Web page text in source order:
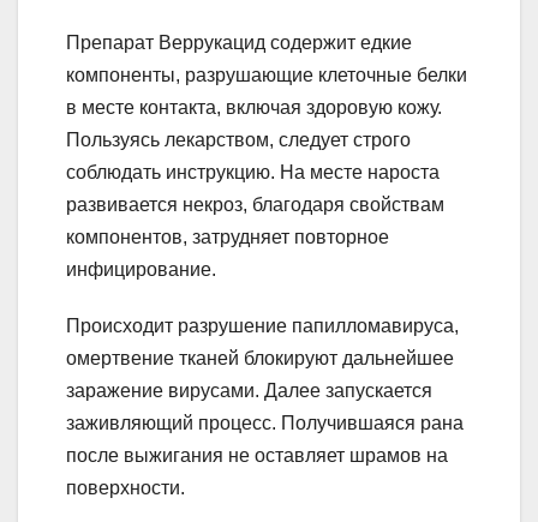
Препарат Веррукацид содержит едкие
компоненты, разрушающие клеточные белки
в месте контакта, включая здоровую кожу.
Пользуясь лекарством, следует строго
соблюдать инструкцию. На месте нароста
развивается некроз, благодаря свойствам
компонентов, затрудняет повторное
инфицирование.
Происходит разрушение папилломавируса,
омертвение тканей блокируют дальнейшее
заражение вирусами. Далее запускается
заживляющий процесс. Получившаяся рана
после выжигания не оставляет шрамов на
поверхности.